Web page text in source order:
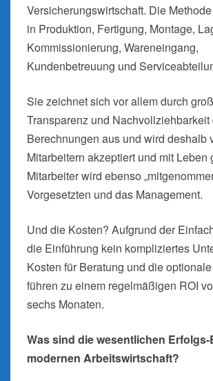
Versicherungswirtschaft. Die
in Produktion, Fertigung, Montage,
Kommissionierung, Wareneingang,
Kundenbetreuung und
Sie zeichnet sich vor allem durch
Transparenz und Nachvollziehbarkeit
Berechnungen aus und wird deshalb
Mitarbeitern akzeptiert und mit Leben
Mitarbeiter wird ebenso
Vorgesetzten und das Management.
Und die Kosten? Aufgrund der
die Einführung kein kompliziertes
Kosten für Beratung und die
führen zu einem regelmäßigen ROI
sechs Monaten.
Was sind die wesentlichen Erfolgs-
modernen Arbeitswirtschaft?